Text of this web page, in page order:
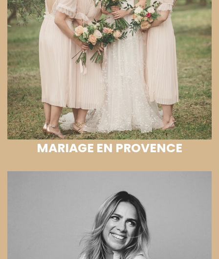
MARIAGE EN PROVENCE